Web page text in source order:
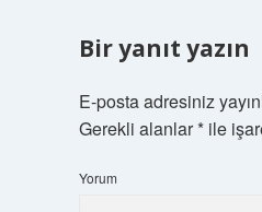
Bir yanıt yazın
E-posta adresiniz
Gerekli alanlar*ile
Yorum